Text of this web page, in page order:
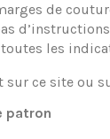
de
les
ce site ou
patron